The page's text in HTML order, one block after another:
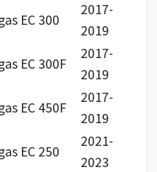
EC 300
2017-
2019
EC 300F
2017-
2019
EC 450F
2017-
2019
EC 250
2021-
2023